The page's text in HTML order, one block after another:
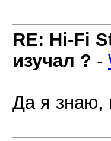
RE: Hi-Fi
изучал ? -
Да я знаю,